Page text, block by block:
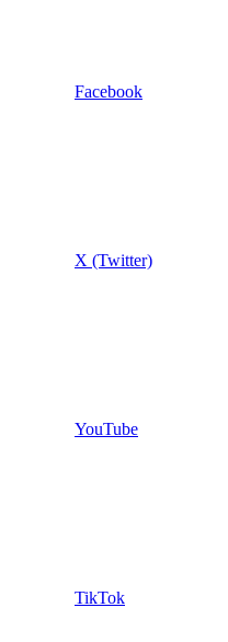
Facebook
X (Twitter)
YouTube
TikTok